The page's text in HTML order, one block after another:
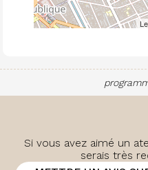
Si vous avez aimé un
serais très